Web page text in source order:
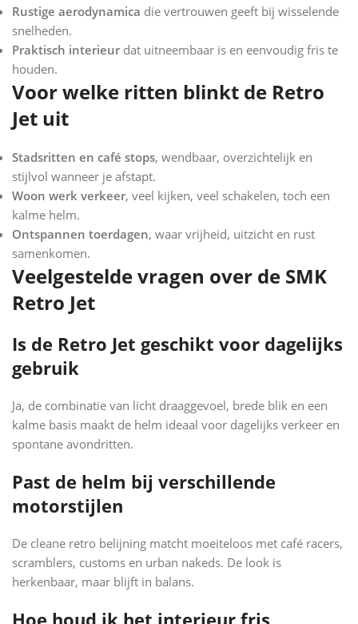
Rustige aerodynamica die vertrouwen geeft bij wisselende
snelheden.
Praktisch interieur dat uitneembaar is en eenvoudig fris te
houden.
Voor welke ritten blinkt de Retro
Jet uit
Stadsritten en café stops, wendbaar, overzichtelijk en
stijlvol wanneer je afstapt.
Woon werk verkeer, veel kijken, veel schakelen, toch een
kalme helm.
Ontspannen toerdagen, waar vrijheid, uitzicht en rust
samenkomen.
Veelgestelde vragen over de SMK
Retro Jet
Is de Retro Jet geschikt voor dagelijks
gebruik
Ja, de combinatie van licht draaggevoel, brede blik en een
kalme basis maakt de helm ideaal voor dagelijks verkeer en
spontane avondritten.
Past de helm bij verschillende
motorstijlen
De cleane retro belijning matcht moeiteloos met café racers,
scramblers, customs en urban nakeds. De look is
herkenbaar, maar blijft in balans.
Hoe houd ik het interieur fris